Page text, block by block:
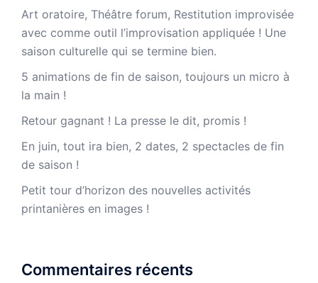
Art oratoire, Théâtre forum, Restitution improvisée
avec comme outil l’improvisation appliquée ! Une
saison culturelle qui se termine bien.
5 animations de fin de saison, toujours un micro à
la main !
Retour gagnant ! La presse le dit, promis !
En juin, tout ira bien, 2 dates, 2 spectacles de fin
de saison !
Petit tour d’horizon des nouvelles activités
printanières en images !
Commentaires récents